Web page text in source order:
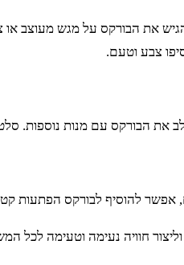
את הבורקס על מגש מעוצב או
צבע וטעם.
את הבורקס עם מנות נוספות.
להוסיף לבורקס הפתעות
חוויה נעימה וטעימה לכל